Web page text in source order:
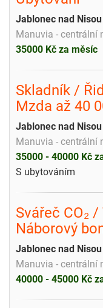
Jablonec nad Nisou
Manuvia - centrální
35000 Kč za měsíc
Skladník /
Mzda až 40
Jablonec nad Nisou
Manuvia - centrální
35000 - 40000 Kč
S ubytováním
Svářeč CO₂
Náborový
Jablonec nad Nisou
Manuvia - centrální
40000 - 45000 Kč